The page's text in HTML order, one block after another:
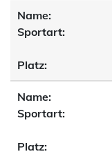
Name:
Sportart:
Platz:
Name:
Sportart:
Platz: